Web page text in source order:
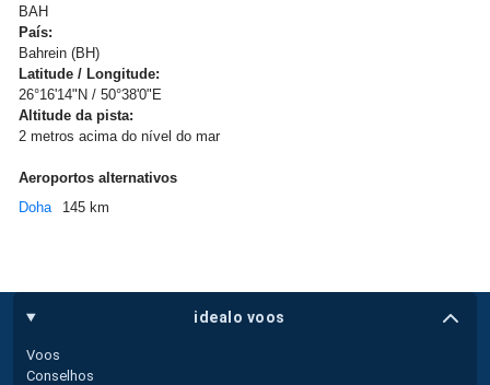
BAH
País:
Bahrein (BH)
Latitude / Longitude:
26°16'14"N / 50°38'0"E
Altitude da pista:
2 metros acima do nível do mar
Aeroportos alternativos
Doha
145 km
idealo voos
Voos
Conselhos